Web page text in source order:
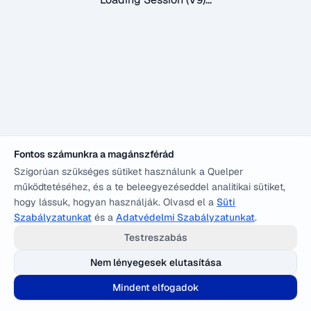
Fontos számunkra a magánszférád
Szigorúan szükséges sütiket használunk a Quelper
működtetéséhez, és a te beleegyezéseddel analitikai sütiket,
hogy lássuk, hogyan használják. Olvasd el a Süti
Szabályzatunkat és a Adatvédelmi Szabályzatunkat.
Testreszabás
Nem lényegesek elutasítása
Mindent elfogadok